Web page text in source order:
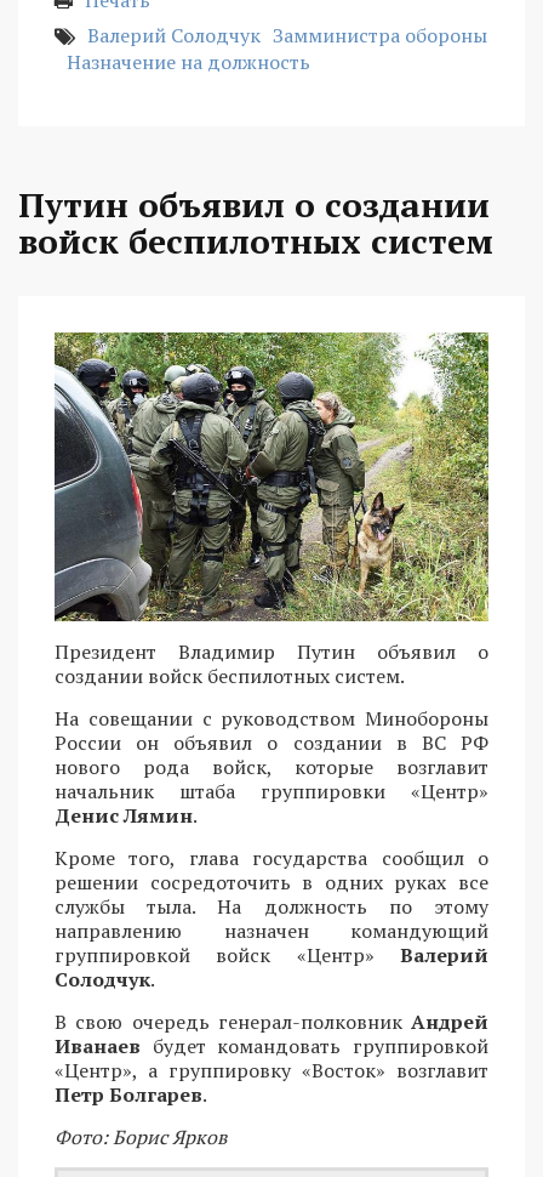
Валерий Солодчук Замминистра обороны
Назначение на должность
Путин объявил о создании
войск беспилотных систем
Президент Владимир Путин объявил о
создании войск беспилотных систем.
На совещании с руководством Минобороны
России он объявил о создании в ВС РФ
нового рода войск, которые возглавит
начальник штаба группировки «Центр»
Денис Лямин.
Кроме того, глава государства сообщил о
решении сосредоточить в одних руках все
службы тыла. На должность по этому
направлению назначен командующий
группировкой войск «Центр» Валерий
Солодчук.
В свою очередь генерал-полковникАндрей
Иванаев будет командовать группировкой
«Центр», а группировку «Восток» возглавит
Петр Болгарев.
Фото: Борис Ярков